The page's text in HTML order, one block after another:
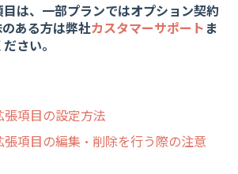
は、一部プランではオプション契約
ある方は弊社カスタマーサポート ま
ださい。
張項目の設定方法
張項目の編集・削除を行う際の注意